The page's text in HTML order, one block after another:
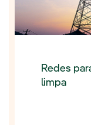
Redes
limpa